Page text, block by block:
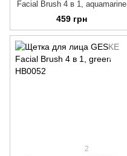
Facial Brush 4 в 1, aquamarine
459 грн
2